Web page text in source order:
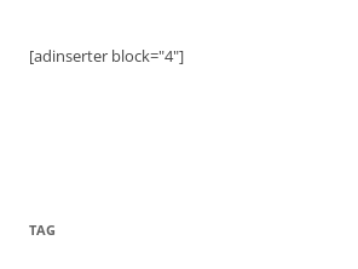
[adinserter block="4"]
TAG